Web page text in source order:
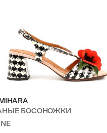
MIHARA
БОСОНОЖКИ